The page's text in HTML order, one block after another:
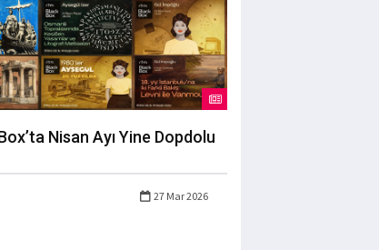
Nisan Ayı Yine Dopdolu
27 Mar 2026